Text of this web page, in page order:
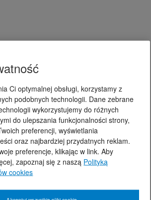
Ci optymalnej obsługi, korzystamy z
podobnych technologii. Dane zebrane
wykorzystujemy do różnych
do ulepszania funkcjonalności strony,
preferencji, wyświetlania
oraz najbardziej przydatnych reklam.
preferencje, klikając w link. Aby
zapoznaj się z naszą Polityką
cookies